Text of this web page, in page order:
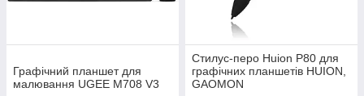
Графічний планшет для
малювання UGEE M708 V3
Стилус-перо Huion P80 для
графічних планшетів HUION,
GAOMON